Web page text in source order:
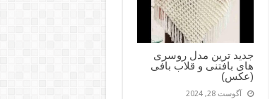
جدید ترین مدل روسری
های بافتنی و قلاب بافی
(عکس)
آگوست 28, 2024